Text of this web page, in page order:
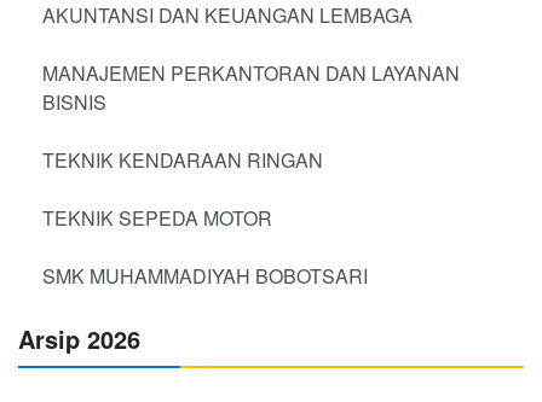
AKUNTANSI DAN KEUANGAN LEMBAGA
MANAJEMEN PERKANTORAN DAN LAYANAN
BISNIS
TEKNIK KENDARAAN RINGAN
TEKNIK SEPEDA MOTOR
SMK MUHAMMADIYAH BOBOTSARI
Arsip 2026